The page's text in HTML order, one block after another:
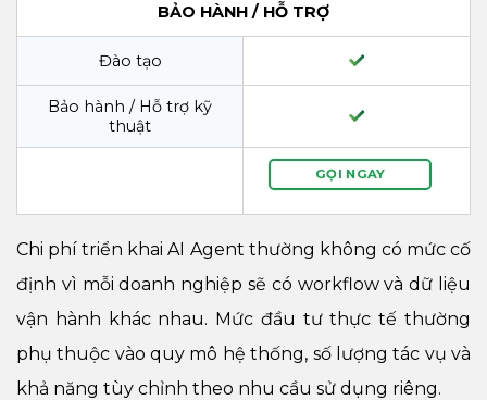
BẢO HÀNH / HỖ TRỢ
Đào tạo
Bảo hành / Hỗ trợ kỹ
thuật
GỌI NGAY
Chi phí triển khai AI Agent thường không có mức cố
định vì mỗi doanh nghiệp sẽ có workflow và dữ liệu
vận hành khác nhau. Mức đầu tư thực tế thường
phụ thuộc vào quy mô hệ thống, số lượng tác vụ và
khả năng tùy chỉnh theo nhu cầu sử dụng riêng.